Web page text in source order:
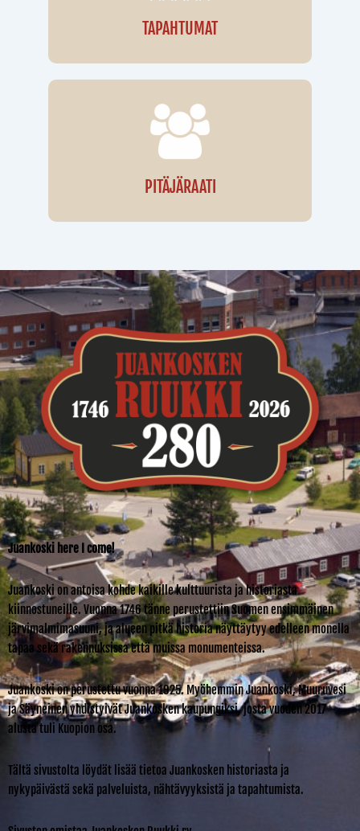
TAPAHTUMAT
PITÄJÄRAATI
Juankoski here I come!
Juankoski on antoisa kohde kaikille kulttuurista ja historiasta
kiinnostuneille. Vuonna 1746 tänne perustettiin Suomen ensimmäinen
järvimalmimasuuni, ja alueen pitkä historia näyttäytyy edelleen monella
tapaa sekä rakennuksissa että muissa monumenteissa.
Juankoski on perustettu vuonna 1925. Myöhemmin Juankoski, Muuruvesi
ja Säyneinen yhdistyivät Juankosken kaupungiksi, josta vuoden 2017
alusta tuli Kuopion osa.
Tältä sivustolta löydät lisää tietoa Juankosken historiasta ja
nykypäivästä sekä palveluista, nähtävyyksistä ja tapahtumista.